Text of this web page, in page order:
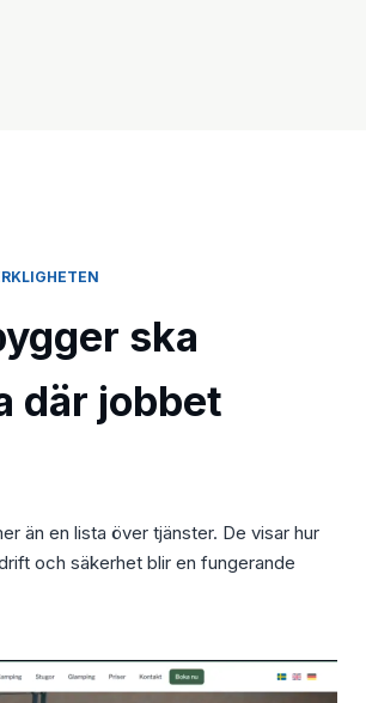
ska
där jobbet
än en lista över tjänster. De visar hur
och säkerhet blir en fungerande